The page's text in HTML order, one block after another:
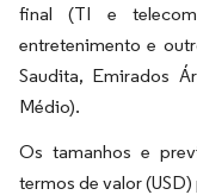
final (TI e
entretenimento e
Saudita, Emirados
Médio).
Os tamanhos e
termos de valor